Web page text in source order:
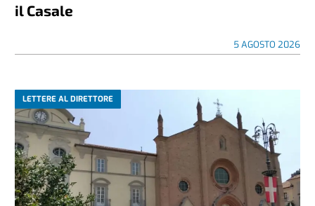
il Casale
5 AGOSTO 2026
LETTERE AL DIRETTORE